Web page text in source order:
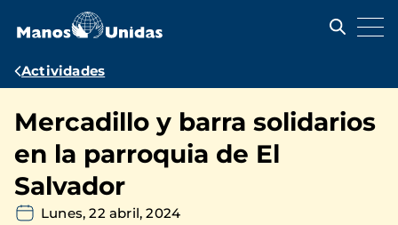
contenido
Ruta
navegación
Actividades
Mercadillo y barra solidarios
en la parroquia de El
Salvador
Lunes, 22 abril, 2024